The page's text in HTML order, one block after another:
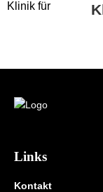
Links
Kontakt